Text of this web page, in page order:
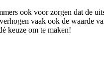
ook voor zorgen dat de
vaak ook de waarde
keuze om te maken!